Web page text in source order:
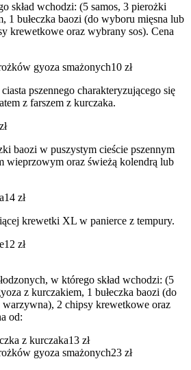
skład wchodzi: (5 samos, 3 pierożki
1 bułeczka baozi (do wyboru mięsna lub
krewetkowe oraz wybrany sos). Cena
gyoza smażonych10 zł
pszennego charakteryzującego się
z farszem z kurczaka.
zł
baozi w puszystym cieście pszennym
wieprzowym oraz świeżą kolendrą lub
14 zł
krewetki XL w panierce z tempury.
12 zł
w którego skład wchodzi: (5
z kurczakiem, 1 bułeczka baozi (do
2 chipsy krewetkowe oraz
od:
z kurczaka13 zł
gyoza smażonych23 zł